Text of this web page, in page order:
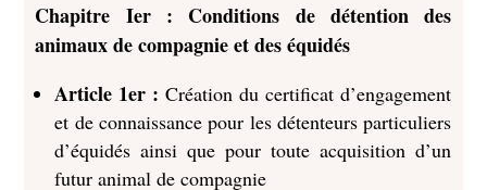
Chapitre Ier : Conditions de détention des
animaux de compagnie et des équidés
Article 1er : Création du certificat d’engagement
et de connaissance pour les détenteurs particuliers
d’équidés ainsi que pour toute acquisition d’un
futur animal de compagnie